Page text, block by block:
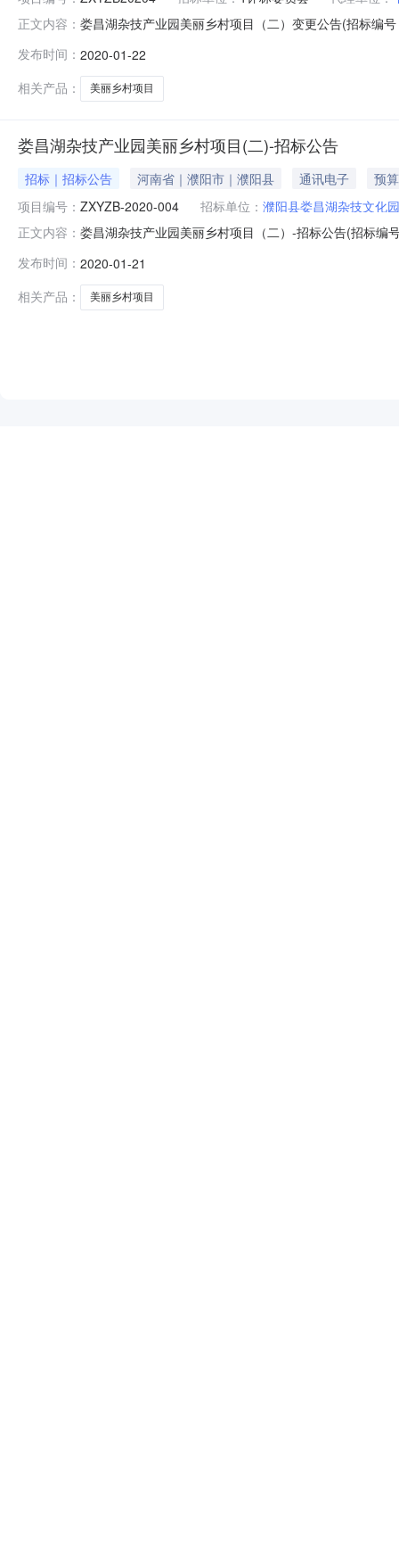
正文内容： 娄昌湖杂技产业园美丽乡村项目（二）变更公告(招标编
号：ZXYZB-2020-004二：公告内容如下（1）删除招标
发布时间： 2020-01-22
相关产品：
美丽乡村项目
娄昌湖杂技产业园美丽乡村项目(二)-招标公告
招标｜招标公告 河南省｜濮阳市｜濮阳县 通讯电子
预
项目编号： ZXYZB-2020-004 招标单位： 濮阳县娄昌湖杂技文化
正文内容： 娄昌湖杂技产业园美丽乡村项目（二）-招标公告(招标编
况和招标范围项目规模：/。招标内容与范围：本招标项
文件
发布时间： 2020-01-21
相关产品：
美丽乡村项目